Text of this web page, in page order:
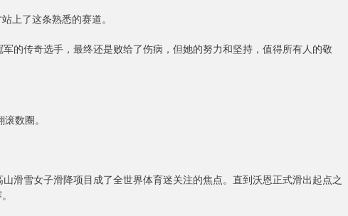
上了这条熟悉的赛道。
的传奇选手，最终还是败给了伤病，但她的努力和坚持，值得所有人的敬
数圈。
滑雪女子滑降项目成了全世界体育迷关注的焦点。直到沃恩正式滑出起点之